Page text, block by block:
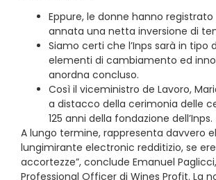
Eppure, le donne hanno registrato
annata una netta inversione di
Siamo certi che l’Inps sarà in tipo
elementi di cambiamento ed
anordna concluso.
Così il viceministro de Lavoro,
a distacco della cerimonia delle
125 anni della fondazione dell’Inps.
A lungo termine, rappresenta davvero
lungimirante electronic redditizio, se
accortezze”, conclude Emanuel
Professional Officer di Wines Profit. La